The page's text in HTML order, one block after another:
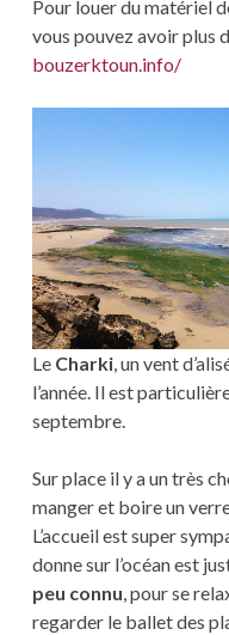
Pour louer du matériel
vous pouvez avoir plus
bouzerktoun.info/
Le Charki, un vent
l’année. Il est
septembre.
Sur place il y a un très
manger et boire un
L’accueil est super
donne sur l’océan est
peu connu, pour se
regarder le ballet des